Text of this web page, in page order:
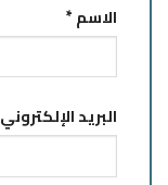
الاسم*
البريد الإلكتروني